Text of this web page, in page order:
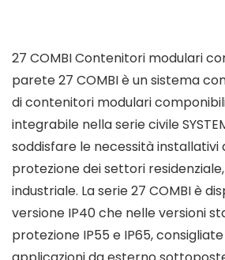
27 COMBI Contenitori modulari
parete 27 COMBI è un sistema
di contenitori modulari
integrabile nella serie civile
soddisfare le necessità installativi
protezione dei settori
industriale. La serie 27 COMBI è
versione IP40 che nelle versioni
protezione IP55 e IP65,